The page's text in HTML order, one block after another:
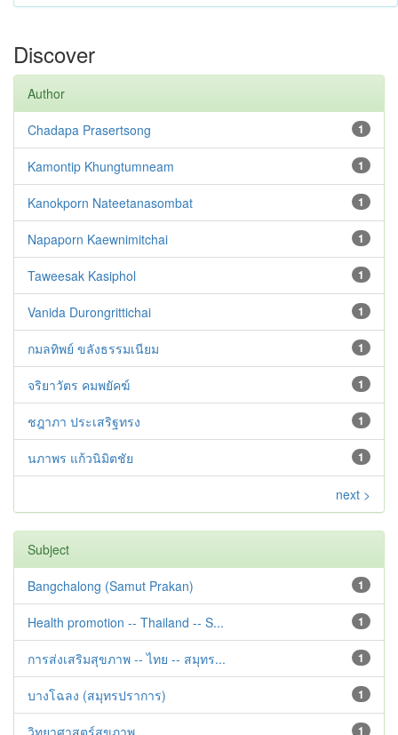
Discover
Author
1
Chadapa Prasertsong
1
Kamontip Khungtumneam
1
Kanokporn Nateetanasombat
1
Napaporn Kaewnimitchai
1
Taweesak Kasiphol
1
Vanida Durongrittichai
1
กมลทิพย์ ขลังธรรมเนียม
1
จริยาวัตร คมพยัคฆ์
1
ชฎาภา ประเสริฐทรง
1
นภาพร แก้วนิมิตชัย
next >
Subject
1
Bangchalong (Samut Prakan)
1
Health promotion -- Thailand -- S...
1
การส่งเสริมสุขภาพ -- ไทย -- สมุทร...
1
บางโฉลง (สมุทรปราการ)
1
วิทยาศาสตร์สุขภาพ